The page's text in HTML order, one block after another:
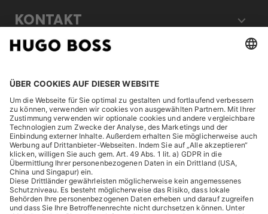
KONTAKT
ENTDECKEN